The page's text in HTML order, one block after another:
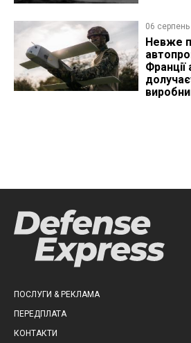
06
Невже
Франції
ПОСЛУГИ & РЕКЛАМА
ПЕРЕДПЛАТА
КОНТАКТИ